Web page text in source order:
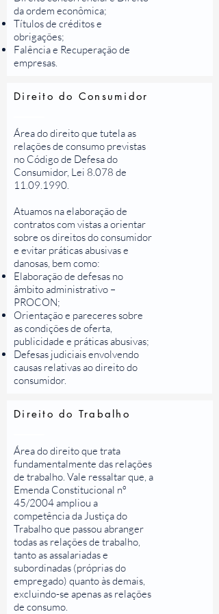
da ordem econômica;
Títulos de créditos e
obrigações;
Falência e Recuperação de
empresas.
Direito do Consumidor
Área do direito que tutela as
relações de consumo previstas
no Código de Defesa do
Consumidor, Lei 8.078 de
11.09.1990.
Atuamos na elaboração de
contratos com vistas a orientar
sobre os direitos do consumidor
e evitar práticas abusivas e
danosas, bem como:
Elaboração de defesas no
âmbito administrativo –
PROCON;
Orientação e pareceres sobre
as condições de oferta,
publicidade e práticas abusivas;
Defesas judiciais envolvendo
causas relativas ao direito do
consumidor.
Direito do Trabalho
Área do direito que trata
fundamentalmente das relações
de trabalho. Vale ressaltar que, a
Emenda Constitucional nº
45/2004 ampliou a
competência da Justiça do
Trabalho que passou abranger
todas as relações de trabalho,
tanto as assalariadas e
subordinadas (próprias do
empregado) quanto às demais,
excluindo-se apenas as relações
de consumo.